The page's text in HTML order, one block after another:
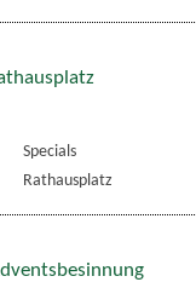
Specials
Rathausplatz